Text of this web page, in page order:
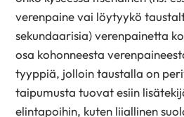
verenpaine vai löytyykö
sekundaarisia) verenpainetta
osa kohonneesta
tyyppiä, jolloin taustalla on
taipumusta tuovat esiin
elintapoihin, kuten liiallinen